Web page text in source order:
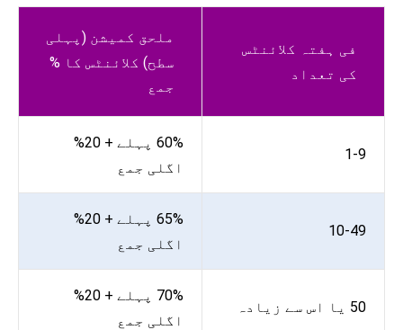
فی ہفتہ کلائنٹس
کی تعداد
ملحق کمیشن (پہلی
سطح) کلائنٹس کا %
جمع
1-9
60% پہلے + 20%
اگلی جمع
10-49
65% پہلے + 20%
اگلی جمع
50 یا اس سے زیادہ
70% پہلے + 20%
اگلی جمع